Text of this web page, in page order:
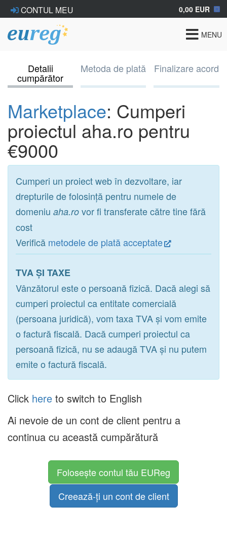
CONTUL MEU 0,00 EUR
Toggle
MENU
Detalii
cumpărător
Metoda de plată Finalizare acord
Marketplace: Cumperi
proiectul aha.ro pentru
€9000
Cumperi un proiect web în dezvoltare, iar
drepturile de folosință pentru numele de
domeniu aha.ro vor fi transferate către tine fără
cost
Verifică metodele de plată acceptate
TVA ȘI TAXE
Vânzătorul este o persoană fizică. Dacă alegi să
cumperi proiectul ca entitate comercială
(persoana juridică), vom taxa TVA și vom emite
o factură fiscală. Dacă cumperi proiectul ca
persoană fizică, nu se adaugă TVA și nu putem
emite o factură fiscală.
Click here to switch to English
Ai nevoie de un cont de client pentru a
continua cu această cumpărătură
Folosește contul tău EUReg
Creează-ți un cont de client